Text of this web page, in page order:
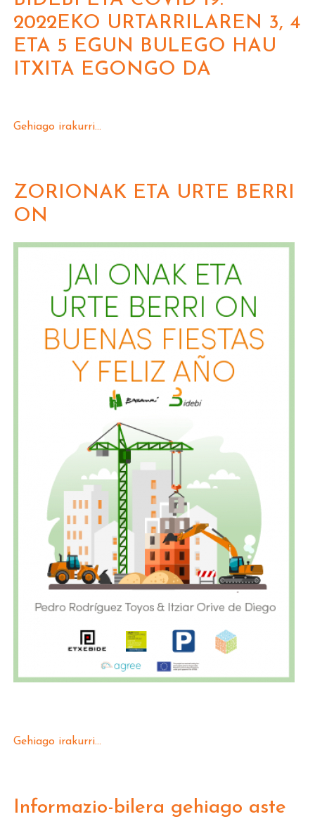
2022EKO URTARRILAREN 3, 4
ETA 5 EGUN BULEGO HAU
ITXITA EGONGO DA
Gehiago irakurri...
ZORIONAK ETA URTE BERRI
ON
Gehiago irakurri...
Informazio-bilera gehiago aste